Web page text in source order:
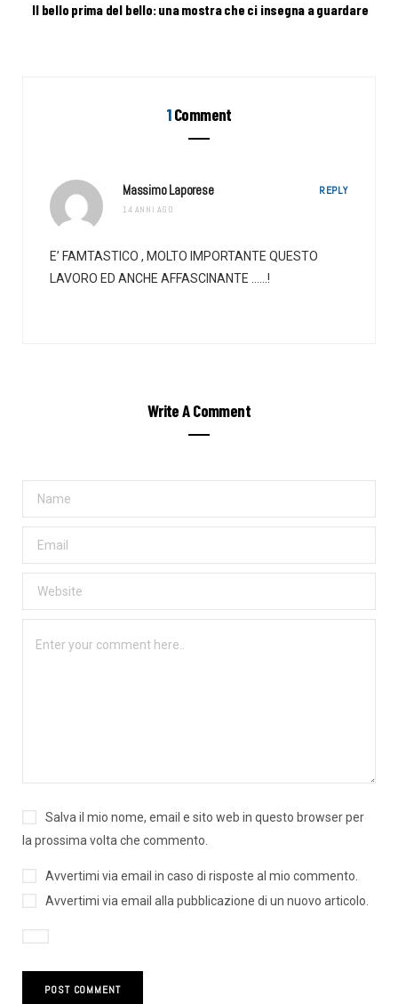
Il bello prima del bello: una mostra che ci insegna a guardare
1Comment
Massimo Laporese
14 ANNI AGO
REPLY
E’ FAMTASTICO , MOLTO IMPORTANTE QUESTO
LAVORO ED ANCHE AFFASCINANTE ……!
Write A Comment
Salva il mio nome, email e sito web in questo browser per
la prossima volta che commento.
Avvertimi via email in caso di risposte al mio commento.
Avvertimi via email alla pubblicazione di un nuovo articolo.